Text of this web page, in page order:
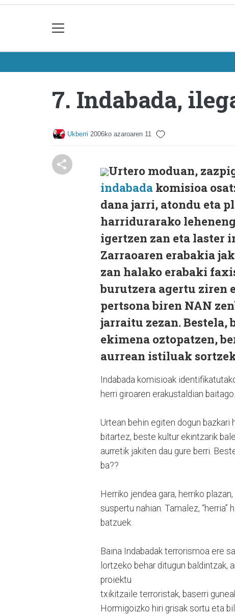
7. Indabada,
Ukberri 2006ko azaroaren 11
Urtero moduan,
indabada komisioa
dana jarri, atondu eta
harridurarako
igertzen zan eta laster
Zarraoaren erabakia
zan halako erabaki
burutzera agertu ziren
pertsona biren NAN
jarraitu zezan. Bestela,
ekimena oztopatzen,
aurrean istiluak
Indabada komisioak
herri giroaren erakustaldian baitago.
Urtean behin egiten dogun
bitartez, beste kultur ekintzarik
aurretik jakiten dau gure berri.
ba??
Herriko jendea gara, herriko
suspertu nahian. Tamalez,
batzuek.
Baina Indabadak terrorismoa ere
lortzeko behar ditugun baldintzak,
proiektu
txikitzaile terroristak, baserri
Hormigoizko hiri grisak sortu eta